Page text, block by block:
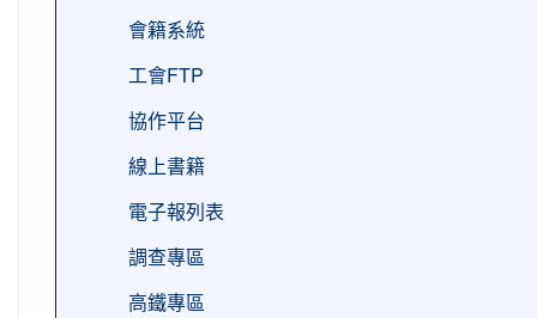
會籍系統
工會FTP
協作平台
線上書籍
電子報列表
調查專區
高鐵專區